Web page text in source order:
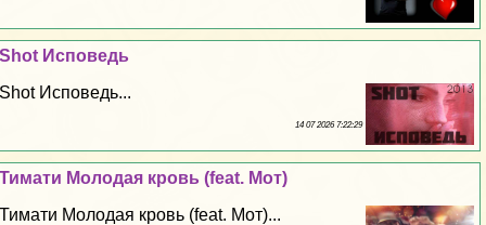
Shot Исповедь
Shot Исповедь...
14 07 2026 7:22:29
Тимати Молодая кровь (feat. Мот)
Тимати Молодая кровь (feat. Мот)...